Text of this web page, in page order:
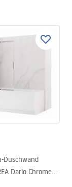
Duschwand
Dario Chrome